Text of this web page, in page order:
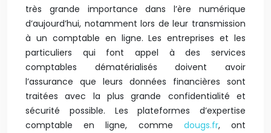
très grande importance dans l’ère numérique
d’aujourd’hui, notamment lors de leur transmission
à un comptable en ligne. Les entreprises et les
particuliers qui font appel à des services
comptables dématérialisés doivent avoir
l’assurance que leurs données financières sont
traitées avec la plus grande confidentialité et
sécurité possible. Les plateformes d’expertise
comptable en ligne, comme dougs.fr, ont